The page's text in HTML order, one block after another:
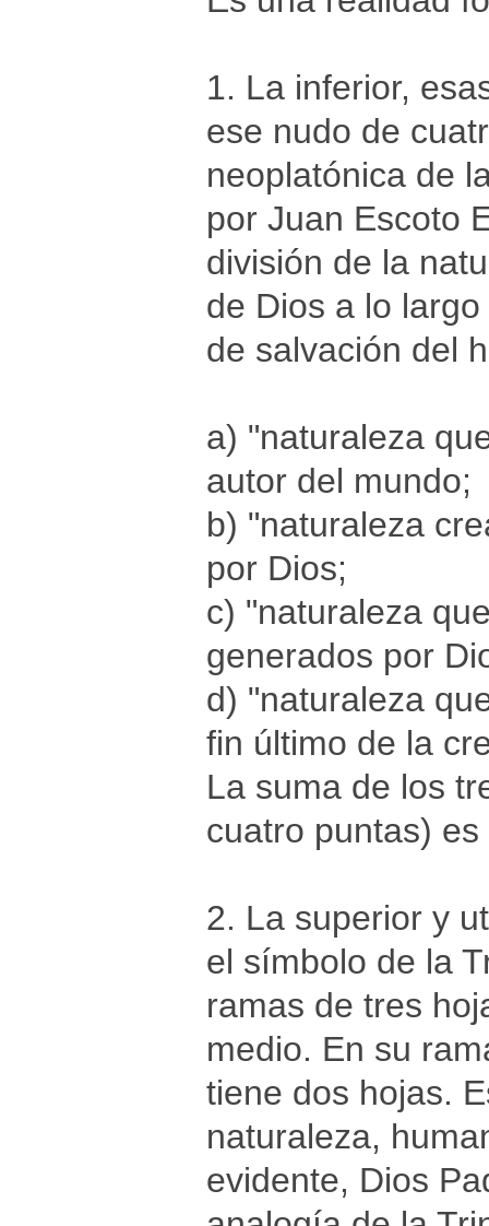
1. La inferior,
ese nudo de
neoplatónica de
por Juan Escoto
división de la
de Dios a lo
de salvación del
a) "naturaleza
autor del mundo;
b) "naturaleza
por Dios;
c) "naturaleza
generados por
d) "naturaleza
fin último de la
La suma de los
cuatro puntas)
2. La superior y
el símbolo de la
ramas de tres
medio. En su
tiene dos hojas.
naturaleza,
evidente, Dios